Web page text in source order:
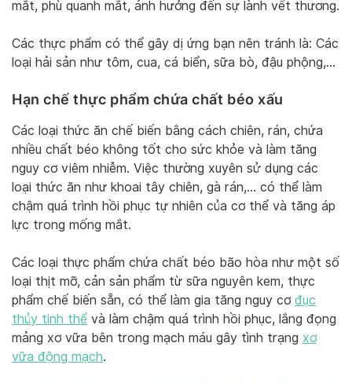
mắt, phù quanh mắt, ảnh hưởng đến sự lành vết thương.
Các thực phẩm có thể gây dị ứng bạn nên tránh là: Các
loại hải sản như tôm, cua, cá biển, sữa bò, đậu phộng,…
Hạn chế thực phẩm chứa chất béo xấu
Các loại thức ăn chế biến bằng cách chiên, rán, chứa
nhiều chất béo không tốt cho sức khỏe và làm tăng
nguy cơ viêm nhiễm. Việc thường xuyên sử dụng các
loại thức ăn như khoai tây chiên, gà rán,… có thể làm
chậm quá trình hồi phục tự nhiên của cơ thể và tăng áp
lực trong mống mắt.
Các loại thực phẩm chứa chất béo bão hòa như một số
loại thịt mỡ, cản sản phẩm từ sữa nguyên kem, thực
phẩm chế biến sẵn, có thể làm gia tăng nguy cơ đục
thủy tinh thể và làm chậm quá trình hồi phục, lắng đọng
mảng xơ vữa bên trong mạch máu gây tình trạng xơ
vữa động mạch.